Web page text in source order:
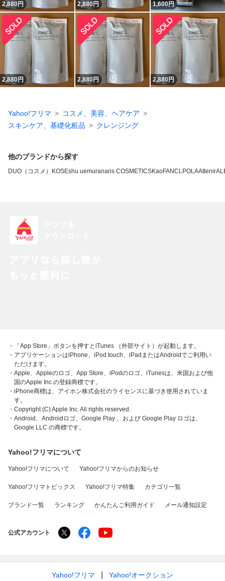
2,880円 2,880円 1,600円
2,880円 2,880円 2,880円
Yahoo!フリマ
コスメ、美容、ヘアケア
スキンケア、基礎化粧品
クレンジング
他のブランドから探す
DUO（コスメ） KOSEshu uemuranaris COSMETICSKaoFANCLPOLAAttenir
・「App Store」ボタンを押すとiTunes （外部サイト）が起動します。
・アプリケーションはiPhone、iPod touch、iPadまたはAndroidでご利用い
ただけます。
・Apple、Appleのロゴ、App Store、iPodのロゴ、iTunesは、米国および他
国のApple Inc.の登録商標です。
・iPhone商標は、アイホン株式会社のライセンスに基づき使用されていま
す。
・Copyright (C) Apple Inc. All rights reserved.
・Android、Androidロゴ、Google Play 、および Google Play ロゴは、
Google LLC の商標です。
Yahoo!フリマについて
Yahoo!フリマについて Yahoo!フリマからのお知らせ
Yahoo!フリマトピックス Yahoo!フリマ特集 カテゴリ一覧
ブランド一覧 ランキング かんたんご利用ガイド メール通知設定
公式アカウント
Yahoo!フリマ Yahoo!オークション